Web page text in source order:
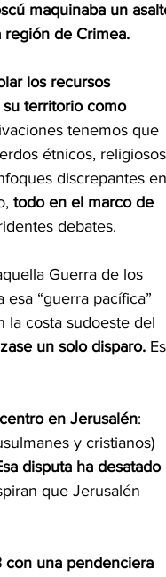
maquinaba un
región de Crimea.
los recursos
su territorio como
tenemos que
étnicos,
discrepantes
todo en el marco de
debates.
Guerra de los
esa “guerra pacífica”
la costa sudoeste del
un solo disparo. Es
en Jerusalén:
y cristianos)
disputa ha desatado
que Jerusalén
una pendenciera